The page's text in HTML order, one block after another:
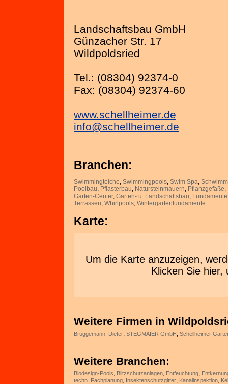
Landschaftsbau GmbH
Günzacher Str. 17
Wildpoldsried
Tel.: (08304) 92374-0
Fax: (08304) 92374-60
www.schellheimer.de
info@schellheimer.de
Branchen:
Swimmingteiche, Swimmingpools, Swim Spa,
Poolbau, Pflasterbau, Natursteinmauern, Pflanzgefäße,
Garten-Center, Garten- u. Landschaftsbau, Fundamente
Terrassen, Whirlpools, Wintergartenfundamente
Karte:
Um die Karte anzuzeigen,
Klicken Sie hier,
Weitere Firmen in
Brüggemann, Dieter, STEGMAIER GmbH, Schellheimer
Weitere Branchen:
Biodesign-Pools, Blitzschutzanlagen, Entfeuchtung,
techn. Fachplanung, Insektenschutzgitter, Kanalinspektion,